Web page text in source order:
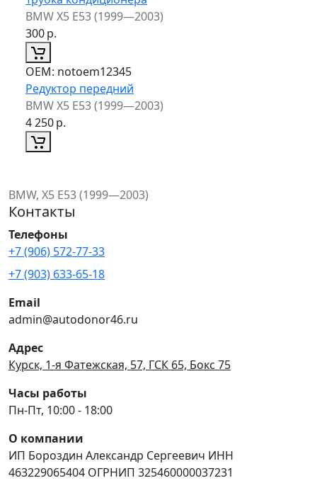
BMW X5 E53 (1999—2003)
300р.
ОЕМ: notoem12345
Редуктор передний
BMW X5 E53 (1999—2003)
4 250р.
BMW, X5 E53 (1999—2003)
Контакты
Телефоны
+7 (906) 572-77-33
+7 (903) 633-65-18
Email
admin@autodonor46.ru
Адрес
Курск, 1-я Фатежская, 57, ГСК 65, Бокс 75
Часы работы
Пн-Пт, 10:00 - 18:00
О компании
ИП Бороздин Александр Сергеевич ИНН
463229065404 ОГРНИП 325460000037231